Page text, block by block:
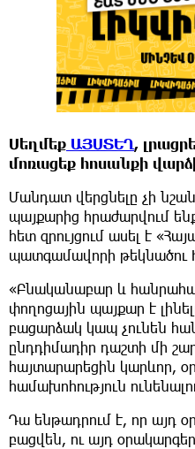
Սեղմեք ԱՅՍՏԵՂ,
մոռացեք հոսանքի
Մանդատ վերցնելը չի
պայքարից հրաժարվում
հետ զրույցում ասել է
պատգամավորի թեկնածու
«Բնականաբար և
փողոցային պայքար է
բացարձակ կապ չունեն
ընդդիմադիր դաշտի մի
հայտարարեցին կարևոր,
համախոհություն
Դա ենթադրում է, որ այդ
բացվեն, ու այդ